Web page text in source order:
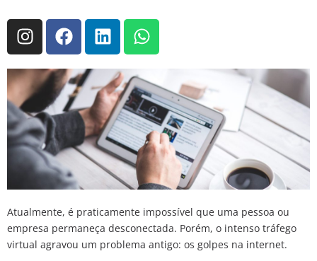
Atualmente, é praticamente impossível que uma pessoa ou
empresa permaneça desconectada. Porém, o intenso tráfego
virtual agravou um problema antigo: os golpes na internet.